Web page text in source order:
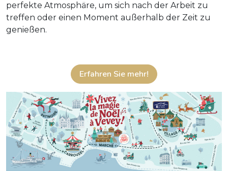
perfekte Atmosphäre, um sich nach der Arbeit zu
treffen oder einen Moment außerhalb der Zeit zu
genießen.
Erfahren Sie mehr!